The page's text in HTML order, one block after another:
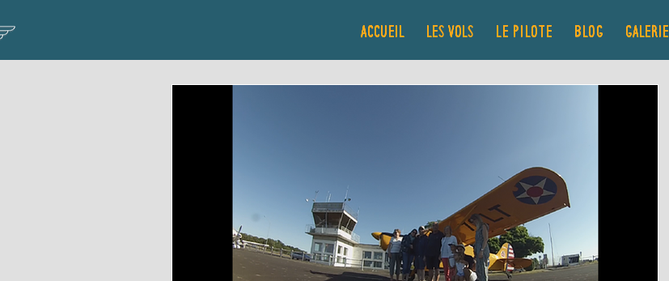
ACCUEIL LES VOLS Le pilote Blog GALERIE